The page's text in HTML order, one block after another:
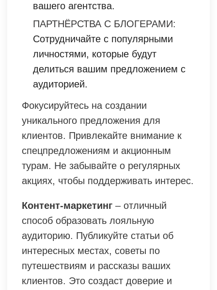
вашего агентства.
ПАРТНЁРСТВА С БЛОГЕРАМИ:
Сотрудничайте с популярными
личностями, которые будут
делиться вашим предложением с
аудиторией.
Фокусируйтесь на создании
уникального предложения для
клиентов. Привлекайте внимание к
спецпредложениям и акционным
турам. Не забывайте о регулярных
акциях, чтобы поддерживать интерес.
Контент-маркетинг – отличный
способ образовать лояльную
аудиторию. Публикуйте статьи об
интересных местах, советы по
путешествиям и рассказы ваших
клиентов. Это создаст доверие и